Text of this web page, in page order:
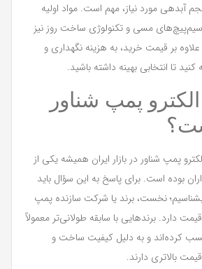
آبدهی مورد نیاز، مهم است. مواد اولیه
سیم‌پیچ‌های مسی و تکنولوژی ساخت روز نیز
بر قیمت خرید، به هزینه نگهداری و
تا انتخابی بهینه داشته باشید.
پمپ شناور
پمپ شناور در بازار ایران همیشه یکی از
بوده است. برای پاسخ به این سؤال باید
نخست، برند یا شرکت سازنده پمپ
دارد. برندهایی با سابقه طولانی‌تر معمولاً
کسب کرده‌اند و به دلیل کیفیت ساخت و
بالاتری دارند.